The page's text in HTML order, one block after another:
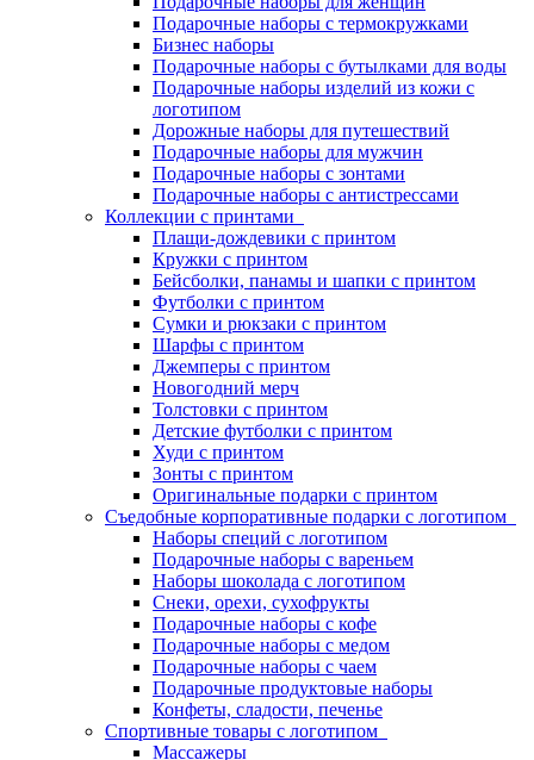
Подарочные наборы с термокружками
Бизнес наборы
Подарочные наборы с бутылками для воды
Подарочные наборы изделий из кожи с
логотипом
Дорожные наборы для путешествий
Подарочные наборы для мужчин
Подарочные наборы с зонтами
Подарочные наборы с антистрессами
Коллекции с принтами
Плащи-дождевики с принтом
Кружки с принтом
Бейсболки, панамы и шапки с принтом
Футболки с принтом
Сумки и рюкзаки с принтом
Шарфы с принтом
Джемперы с принтом
Новогодний мерч
Толстовки с принтом
Детские футболки с принтом
Худи с принтом
Зонты с принтом
Оригинальные подарки с принтом
Съедобные корпоративные подарки с логотипом
Наборы специй с логотипом
Подарочные наборы с вареньем
Наборы шоколада с логотипом
Снеки, орехи, сухофрукты
Подарочные наборы с кофе
Подарочные наборы с медом
Подарочные наборы с чаем
Подарочные продуктовые наборы
Конфеты, сладости, печенье
Спортивные товары с логотипом
Массажеры